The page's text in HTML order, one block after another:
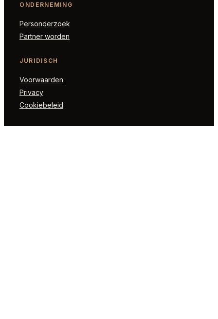
ONDERNEMING
Personderzoek
Partner worden
JURIDISCH
Voorwaarden
Privacy
Cookiebeleid